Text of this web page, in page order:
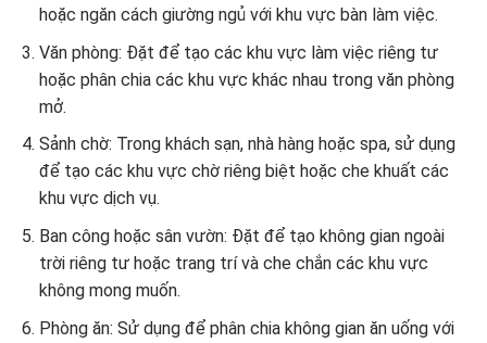
hoặc ngăn cách giường ngủ với khu vực bàn làm việc.
Văn phòng: Đặt để tạo các khu vực làm việc riêng tư
hoặc phân chia các khu vực khác nhau trong văn phòng
mở.
Sảnh chờ: Trong khách sạn, nhà hàng hoặc spa, sử dụng
để tạo các khu vực chờ riêng biệt hoặc che khuất các
khu vực dịch vụ.
Ban công hoặc sân vườn: Đặt để tạo không gian ngoài
trời riêng tư hoặc trang trí và che chắn các khu vực
không mong muốn.
Phòng ăn: Sử dụng để phân chia không gian ăn uống với